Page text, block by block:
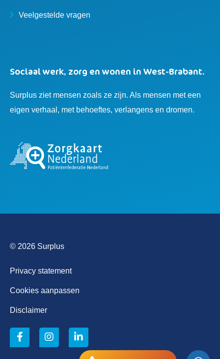
Veelgestelde vragen
Sociaal werk, zorg en wonen in West-Brabant.
Surplus ziet mensen zoals ze zijn. Als mensen met een
eigen verhaal, met behoeftes, verlangens en dromen.
© 2026 Surplus
Privacy statement
Cookies aanpassen
Disclaimer